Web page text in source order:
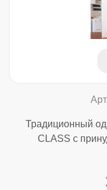
Традиционный
CLASS с